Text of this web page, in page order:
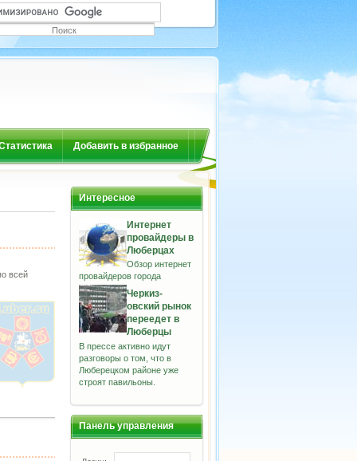
Добавить в избранное
всей
Интересное
Интернет
провайдеры в
Люберцах
Обзор интернет
провайдеров города
Черкиз-
овский рынок
переедет в
Люберцы
В прессе активно идут
разговоры о том, что в
Люберецком районе уже
строят павильоны.
Панель управления